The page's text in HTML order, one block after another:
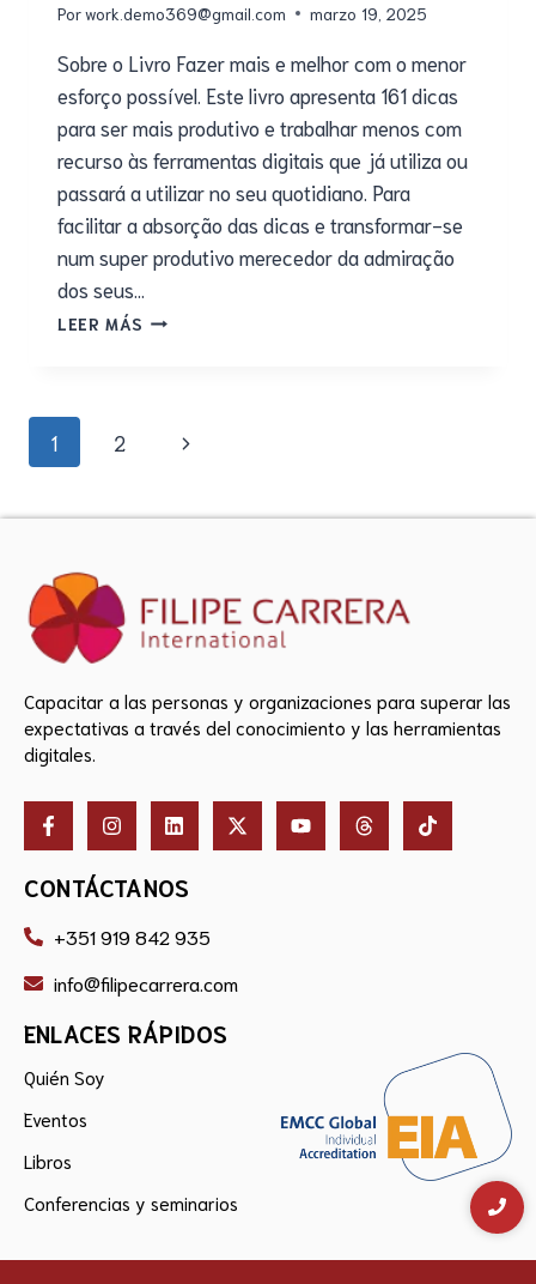
Porwork.demo369@gmail.com marzo 19, 2025
Sobre o Livro Fazer mais e melhor com o menor
esforço possível. Este livro apresenta 161 dicas
para ser mais produtivo e trabalhar menos com
recurso às ferramentas digitais que já utiliza ou
passará a utilizar no seu quotidiano. Para
facilitar a absorção das dicas e transformar-se
num super produtivo merecedor da admiração
dos seus…
LEER MÁS
1 2
Capacitar a las personas y organizaciones para superar las
expectativas a través del conocimiento y las herramientas
digitales.
CONTÁCTANOS
+351 919 842 935
info@filipecarrera.com
ENLACES RÁPIDOS
Quién Soy
Eventos
Libros
Conferencias y seminarios